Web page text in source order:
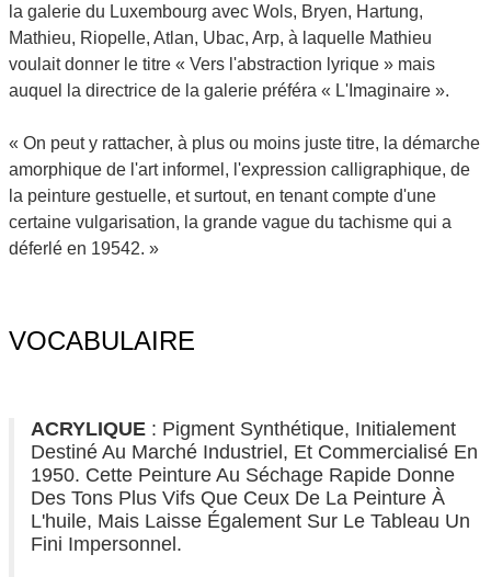
la galerie du Luxembourg avec Wols, Bryen, Hartung,
Mathieu, Riopelle, Atlan, Ubac, Arp, à laquelle Mathieu
voulait donner le titre « Vers l'abstraction lyrique » mais
auquel la directrice de la galerie préféra « L'Imaginaire ».
« On peut y rattacher, à plus ou moins juste titre, la démarche
amorphique de l'art informel, l'expression calligraphique, de
la peinture gestuelle, et surtout, en tenant compte d'une
certaine vulgarisation, la grande vague du tachisme qui a
déferlé en 19542. »
VOCABULAIRE
ACRYLIQUE : Pigment Synthétique, Initialement
Destiné Au Marché Industriel, Et Commercialisé En
1950. Cette Peinture Au Séchage Rapide Donne
Des Tons Plus Vifs Que Ceux De La Peinture À
L'huile, Mais Laisse Également Sur Le Tableau Un
Fini Impersonnel.